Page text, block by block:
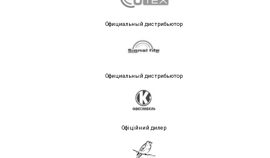
Официальный дистрибьютор
Официальный дистрибьютор
Офіційний дилер